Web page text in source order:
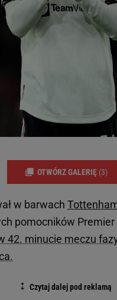
OTWÓRZ GALERIĘ (3)
w barwach
pomocników
42. minucie meczu